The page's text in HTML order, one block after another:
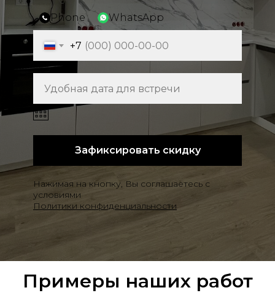
Phone WhatsApp
+7
Зафиксировать скидку
Нажимая на кнопку, Вы соглашаетесь с
условиями
Политики конфиденциальности
Примеры наших работ